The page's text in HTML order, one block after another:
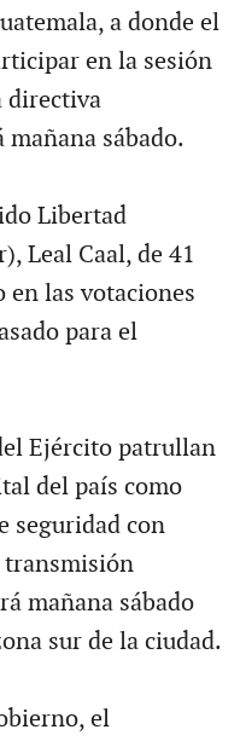
a donde el
en la sesión
directiva
sábado.
Libertad
Leal Caal, de 41
en las votaciones
para el
Ejército patrullan
del país como
seguridad con
transmisión
mañana sábado
sur de la ciudad.
el